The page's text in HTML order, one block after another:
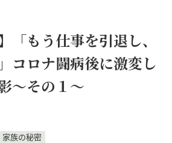
「もう仕事を引退し、
コロナ闘病後に激変し
～その１～
家族の秘密